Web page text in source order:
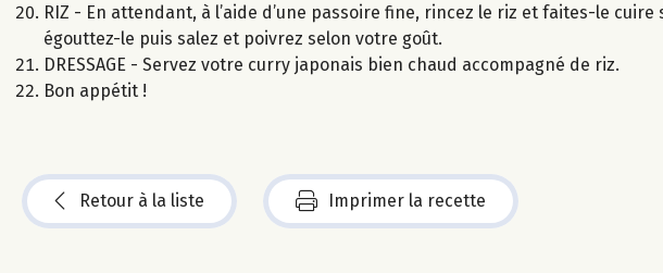
RIZ - En attendant, à l’aide d’une passoire fine, rincez le riz et faites-le
égouttez-le puis salez et poivrez selon votre goût.
DRESSAGE - Servez votre curry japonais bien chaud accompagné de riz.
Bon appétit !
Retour à la liste Imprimer la recette